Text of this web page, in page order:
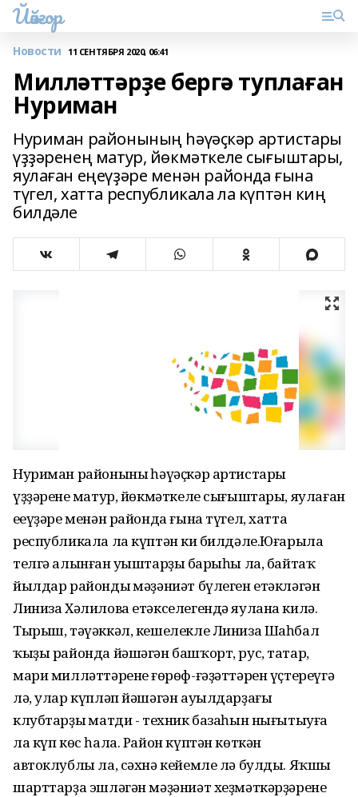
Йәйғор
Новости 11 СЕНТЯБРЯ 2020, 06:41
Милләттәрҙе бергә туплаған
Нуриман
Нуриман районының һәүәҫкәр артистары
үҙҙәренең матур, йөкмәткеле сығыштары,
яулаған еңеүҙәре менән районда ғына
түгел, хатта республикала ла күптән киң
билдәле
Нуриман районының һәүәҫкәр артистары
үҙҙәренең матур, йөкмәткеле сығыштары, яулаған
еңеүҙәре менән районда ғына түгел, хатта
республикала ла күптән киң билдәле.Юғарыла
телгә алынған уңыштарҙың барыһы ла, байтаҡ
йылдар райондың мәҙәниәт бүлеген етәкләгән
Линиза Хәлилова етәкселегендә яулана килә.
Тырыш, тәүәккәл, кешелекле Линиза Шаһбал
ҡыҙы районда йәшәгән башҡорт, рус, татар,
мари милләттәренең ғөрөф-ғәҙәттәрен үҫтереүгә
лә, улар күпләп йәшәгән ауылдарҙағы
клубтарҙың матди - техник базаһын нығытыуға
ла күп көс һала. Район күптән көткән
автоклублы ла, сәхнә кейемле лә булды. Яҡшы
шарттарҙа эшләгән мәҙәниәт хеҙмәткәрҙәренең